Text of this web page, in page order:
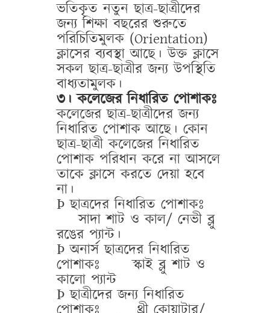
ভতিকৃত নতুন ছাত্র-ছাত্রীদের
জন্য শিক্ষা বছরের শুরুতে
পরিচিতিমুলক (Orientation)
ক্লাসের ব্যবস্থা আছে। উক্ত ক্লাসে
সকল ছাত্র-ছাত্রীর জন্য উপস্থিতি
বাধ্যতামুলক।
৩। কলেজের নিধারিত পোশাকঃ
কলেজের ছাত্র-ছাত্রীদের জন্য
নিধারিত পোশাক আছে। কোন
ছাত্র-ছাত্রী কলেজের নিধারিত
পোশাক পরিধান করে না আসলে
তাকে ক্লাসে করতে দেয়া হবে
না।
Þ ছাত্রদের নিধারিত পোশাকঃ
সাদা শাট ও কাল/ নেভী ব্লু
রঙের প্যান্ট।
Þ অনার্স ছাত্রদের নিধারিত
পোশাকঃ স্কাই ব্লু শাট ও
কালো প্যান্ট
Þ ছাত্রীদের জন্য নিধারিত